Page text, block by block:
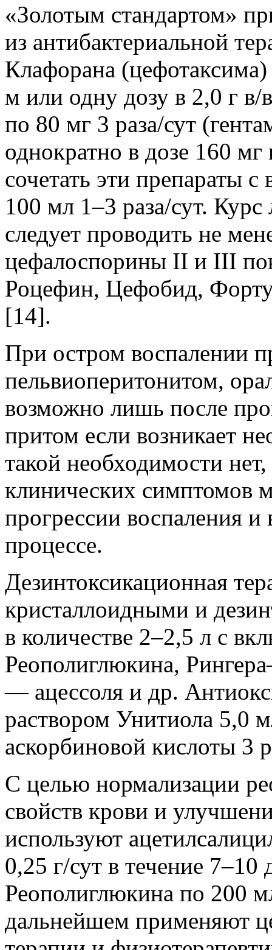
«Золотым стандартом»
из антибактериальной
Клафорана (цефотаксима)
м или одну дозу в 2,0 г в/
по 80 мг 3 раза/сут
однократно в дозе 160
сочетать эти препараты
100 мл 1–3 раза/сут.
следует проводить не
цефалоспорины II и III
Роцефин, Цефобид,
[14].
При остром воспалении
пельвиоперитонитом,
возможно лишь после
притом если возникает
такой необходимости
клинических симптомов
прогрессии воспаления
процессе.
Дезинтоксикационная
кристаллоидными и
в количестве 2–2,5 л с
Реополиглюкина,
— ацессоля и др.
раствором Унитиола 5,0
аскорбиновой кислоты 3
С целью нормализации
свойств крови и
используют
0,25 г/сут в течение 7–10
Реополиглюкина по 200
дальнейшем применяют